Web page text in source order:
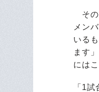
その
メン
いる
ます
には
「1